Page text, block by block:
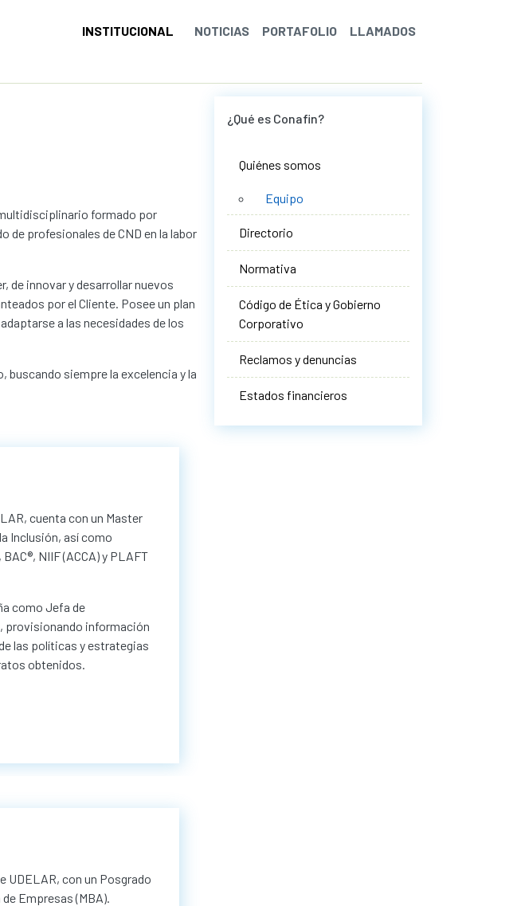
INSTITUCIONAL
NOTICIAS PORTAFOLIO LLAMADOS
formado por
de profesionales de CND en la labor
de innovar y desarrollar nuevos
por el Cliente. Posee un plan
a las necesidades de los
buscando siempre la excelencia y la
cuenta con un Master
Inclusión, así como
NIIF (ACCA) y PLAFT
como Jefa de
provisionando información
las políticas y estrategias
obtenidos.
UDELAR, con un Posgrado
Empresas (MBA).
¿Qué es Conafin?
Quiénes somos
Equipo
Directorio
Normativa
Código de Ética y Gobierno
Corporativo
Reclamos y denuncias
Estados financieros